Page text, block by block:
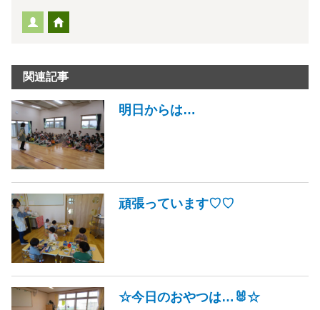
関連記事
明日からは…
頑張っています♡♡
☆今日のおやつは…🐰☆